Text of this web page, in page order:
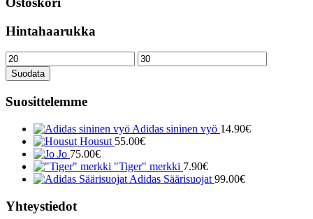
Hintahaarukka
Minimihinta Maksimihinta
Suodata
Suosittelemme
Adidas sininen vyö 14.90€
Housut 55.00€
Jo 75.00€
"Tiger" merkki 7.90€
Adidas Säärisuojat 99.00€
Yhteystiedot